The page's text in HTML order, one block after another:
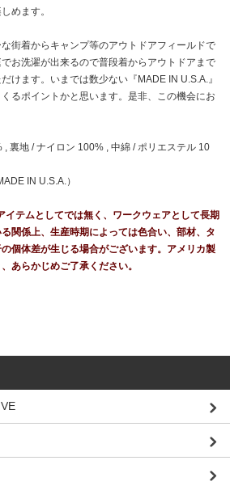
めます。
街着からキャンプ等のアウトドアフィールドで
お洗濯が出来るので普段着からアウトドアまで
けます。いまでは数少ない『MADE IN U.S.A.』
るポイントかと思います。是非、この機会にお
裏地 / ナイロン 100% , 中綿 / ポリエステル 10
IN U.S.A.）
イテムとしてでは無く、ワークウェアとして長期
関係上、生産時期によっては色合い、部材、タ
個体差が生じる場合がございます。アメリカ製
あらかじめご了承ください。